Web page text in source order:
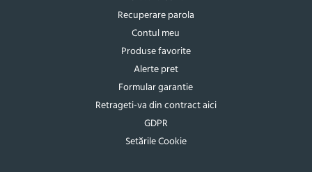
Recuperare parola
Contul meu
Produse favorite
Alerte pret
Formular garantie
Retrageti-va din contract aici
GDPR
Setările Cookie